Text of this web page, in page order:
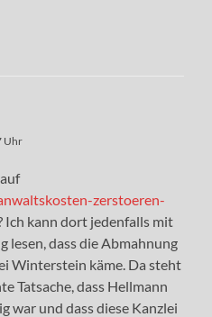
Uhr
zerstoeren-
Ich kann dort jedenfalls mit
lesen, dass die Abmahnung
Winterstein käme. Da steht
Tatsache, dass Hellmann
war und dass diese Kanzlei